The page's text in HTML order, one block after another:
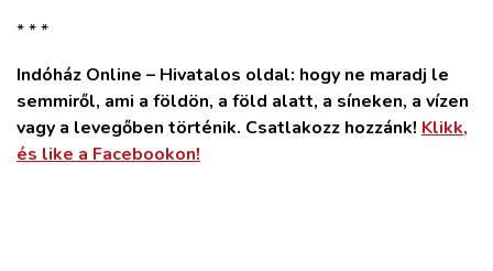
* * *
Indóház Online – Hivatalos oldal: hogy ne maradj le
semmiről, ami a földön, a föld alatt, a síneken, a vízen
vagy a levegőben történik. Csatlakozz hozzánk! Klikk,
és like a Facebookon!